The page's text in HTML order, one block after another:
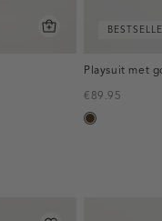
Playsuit met
€89.95
toffee